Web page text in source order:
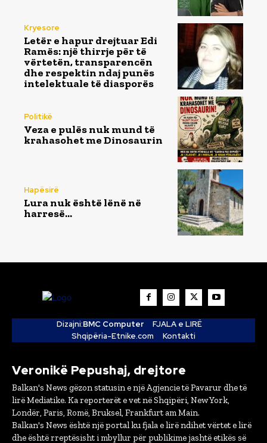
Kryesore
Letër e hapur drejtuar Edi
Ramës: një thirrje për të
vërtetën, transparencën
dhe respektin ndaj punës
intelektuale të diasporës
Politikë
Veza e pulës nuk mund të
krahasohet me Dinosaurin
Hapësirë
Lura nuk është lënë në
harresë…
Dizajni:BMC Computer
FJALA e LIRË
Shqipëria-Etnike.com
Kontakti
Veronikë Pepushaj, drejtore
Balkan's News gëzon statusin e një Agjencie të Pavarur dhe të
lirë Mediatike. Ka reporterët e vet në Shqipëri, New York,
Londër, Paris, Romë, Bruksel, Frankfurt am Main.
Balkan's News është një portal ku fjala e lirë ndihet vërtet e lirë
dhe është rreptësisht i mbyllur për publikime jashtë etikës së